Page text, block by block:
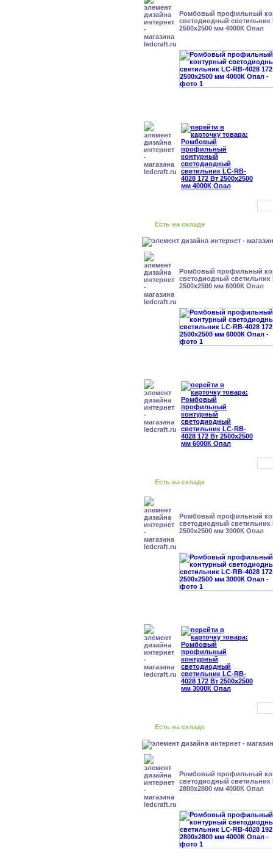
Ромбовый профильный
светодиодный светильник
2500x2500 мм 4000К Опал
Есть на складе
Ромбовый профильный
светодиодный светильник
2500x2500 мм 6000К Опал
Есть на складе
Ромбовый профильный
светодиодный светильник
2500x2500 мм 3000К Опал
Есть на складе
Ромбовый профильный
светодиодный светильник
2800x2800 мм 4000К Опал